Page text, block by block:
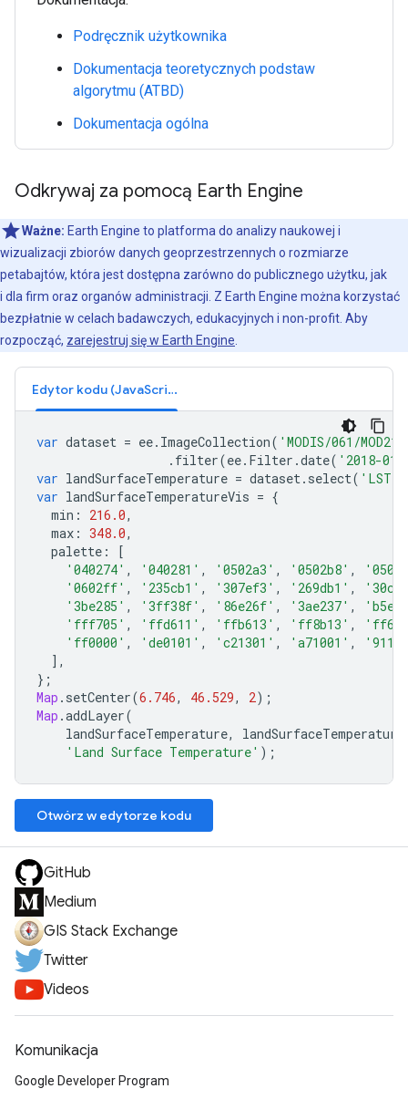
Podręcznik użytkownika
Dokumentacja teoretycznych podstaw
algorytmu (ATBD)
Dokumentacja ogólna
Odkrywaj za pomocą Earth Engine
Ważne: Earth Engine to platforma do analizy naukowej i
wizualizacji zbiorów danych geoprzestrzennych o rozmiarze
petabajtów, która jest dostępna zarówno do publicznego użytku, jak
i dla firm oraz organów administracji. Z Earth Engine można korzystać
bezpłatnie w celach badawczych, edukacyjnych i non-profit. Aby
rozpocząć, zarejestruj się w Earth Engine
Edytor kodu (JavaScript)
var dataset = ee. ImageCollection( 'MODIS/061/
. filter(ee. Filter .date( '2018-
var landSurfaceTemperature = dataset. select(
var landSurfaceTemperatureVis = {
min : 216.0,
max : 348.0,
palette :
[
'040274' , '040281' , '0502a3' , '0502b8' ,
'0602ff' , '235cb1' , '307ef3' , '269db1' ,
'3be285' , '3ff38f' , '86e26f' , '3ae237' ,
'fff705' , 'ffd611' , 'ffb613' , 'ff8b13' ,
'ff0000' , 'de0101' , 'c21301' , 'a71001' ,
],
};
Map . setCenter(6.746, 46.529, 2);
Map .addLayer(
landSurfaceTemperature,
'Land Surface Temperature' );
Otwórz w edytorze kodu
GitHub
Medium
GIS Stack Exchange
Twitter
Videos
Komunikacja
Google Developer Program